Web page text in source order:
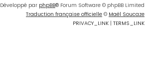
Développé par phpBB® Forum Software © phpBB Limited
Traduction française officielle © Maël Soucaze
PRIVACY_LINK | TERMS_LINK